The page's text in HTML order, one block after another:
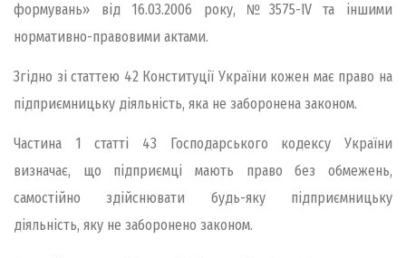
формувань» від 16.03.2006 року, №3575-IV та іншими
нормативно-правовими актами.
Згідно зі статтею 42 Конституції України кожен має право на
підприємницьку діяльність, яка не заборонена законом.
Частина 1 статті 43 Господарського кодексу України
визначає, що підприємці мають право без обмежень,
самостійно здійснювати будь-яку підприємницьку
діяльність, яку не заборонено законом.